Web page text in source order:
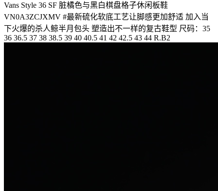
Vans Style 36 SF 脏橘色与黑白棋盘格子休闲板鞋
VN0A3ZCJXMV #最新硫化软底工艺让脚感更加舒适 加入当
下火爆的杀人鲸半月包头 塑造出不一样的复古鞋型 尺码：35
36 36.5 37 38 38.5 39 40 40.5 41 42 42.5 43 44 R.B2